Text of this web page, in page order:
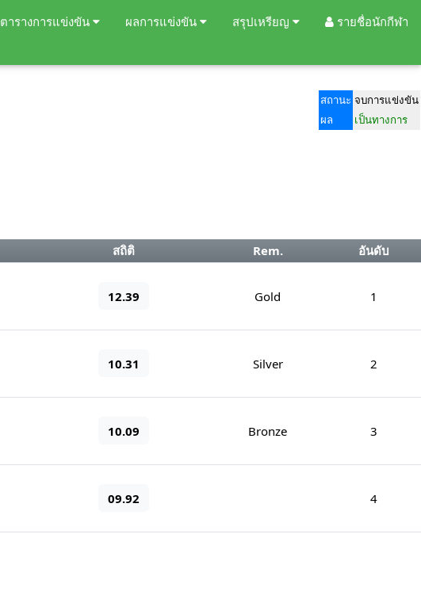
ตารางการแข่งขัน ผลการแข่งขัน สรุปเหรียญ รายชื่อนักกีฬา
สถานะ จบการแข่งขัน
ผล
เป็นทางการ
สถิติ Rem. อันดับ
12.39 Gold 1
10.31 Silver 2
10.09 Bronze 3
09.92 4